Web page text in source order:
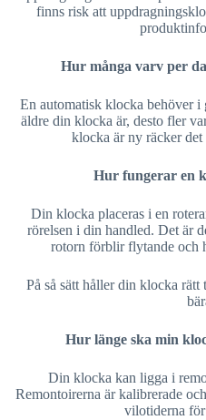
finns risk att
Hur många varv per
En automatisk klocka behöver i
äldre din klocka är, desto fler
klocka är ny räcker
Hur fungerar en
Din klocka placeras i en
rörelsen i din handled. Det är
rotorn förblir flytande och
På så sätt håller din klocka
Hur länge ska min
Din klocka kan ligga i
Remontoirerna är kalibrerade
vilotiderna